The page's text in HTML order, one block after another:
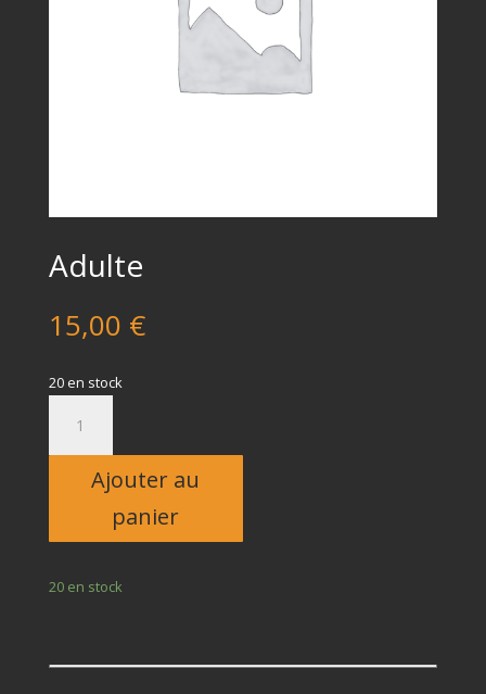
Adulte
15,00 €
20 en stock
Adulte
Ajouter au
panier
20 en stock